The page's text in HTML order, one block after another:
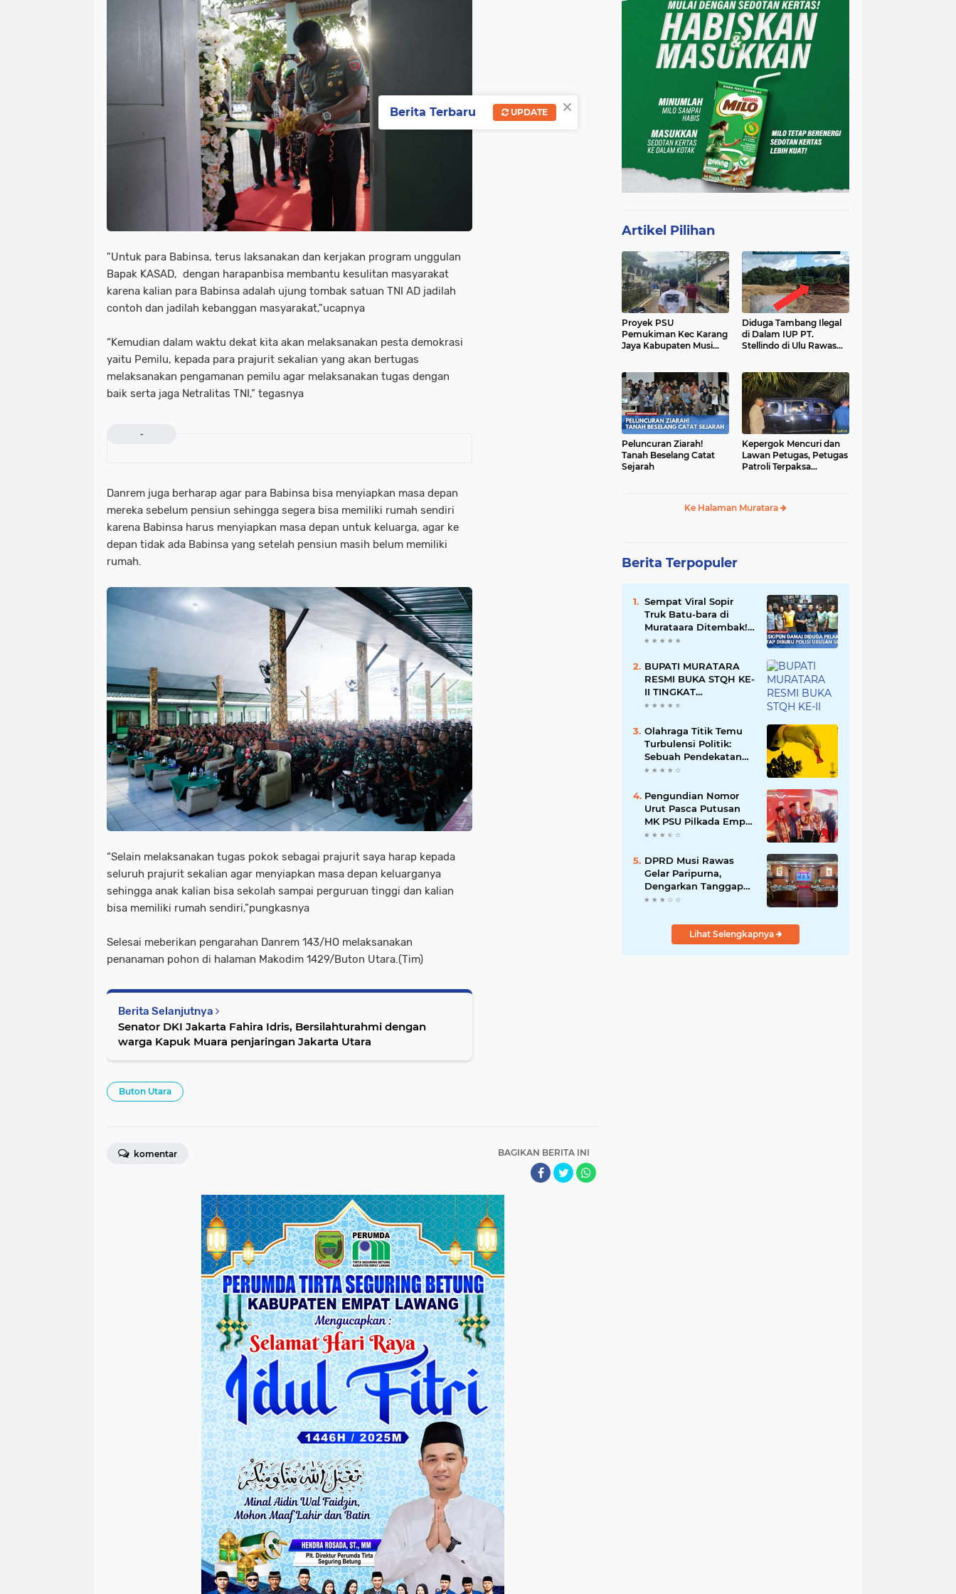
"Untuk para Babinsa, terus laksanakan dan kerjakan program unggulan
Bapak KASAD, dengan harapanbisa membantu kesulitan masyarakat
karena kalian para Babinsa adalah ujung tombak satuan TNI AD jadilah
contoh dan jadilah kebanggan masyarakat,"ucapnya
“Kemudian dalam waktu dekat kita akan melaksanakan pesta demokrasi
yaitu Pemilu, kepada para prajurit sekalian yang akan bertugas
melaksanakan pengamanan pemilu agar melaksanakan tugas dengan
baik serta jaga Netralitas TNI,” tegasnya
-
Danrem juga berharap agar para Babinsa bisa menyiapkan masa depan
mereka sebelum pensiun sehingga segera bisa memiliki rumah sendiri
karena Babinsa harus menyiapkan masa depan untuk keluarga, agar ke
depan tidak ada Babinsa yang setelah pensiun masih belum memiliki
rumah.
“Selain melaksanakan tugas pokok sebagai prajurit saya harap kepada
seluruh prajurit sekalian agar menyiapkan masa depan keluarganya
sehingga anak kalian bisa sekolah sampai perguruan tinggi dan kalian
bisa memiliki rumah sendiri,”pungkasnya
Selesai meberikan pengarahan Danrem 143/HO melaksanakan
penanaman pohon di halaman Makodim 1429/Buton Utara.(Tim)
Berita Selanjutnya
Senator DKI Jakarta Fahira Idris, Bersilahturahmi dengan
warga Kapuk Muara penjaringan Jakarta Utara
Buton Utara
BAGIKAN BERITA INI
komentar
Artikel Pilihan
Proyek PSU
Pemukiman Kec Karang
Jaya Kabupaten Musi
Diduga Tambang Ilegal
di Dalam IUP PT.
Stellindo di Ulu Rawas
Peluncuran Ziarah!
Tanah Beselang Catat
Sejarah
Kepergok Mencuri dan
Lawan Petugas, Petugas
Patroli Terpaksa
Ke Halaman Muratara
Berita Terpopuler
Sempat Viral Sopir
Truk Batu-bara di
Murataara Ditembak!
Namun Dikabarkan
BUPATI MURATARA
RESMI BUKA STQH KE-
II TINGKAT
KABUPATEN
Olahraga Titik Temu
Turbulensi Politik:
Sebuah Pendekatan
Batalnya Tuan Rumah
Pengundian Nomor
Urut Pasca Putusan
MK PSU Pilkada Empat
Lawang
DPRD Musi Rawas
Gelar Paripurna,
Dengarkan Tanggapan
Bupati Terhadap 9
Lihat Selengkapnya
×
Berita Terbaru UPDATE